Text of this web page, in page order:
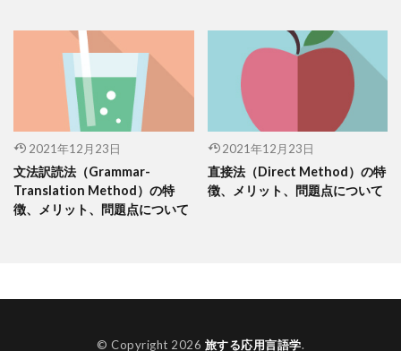
2021年12月23日
文法訳読法（Grammar-
Translation Method）の特
徴、メリット、問題点について
2021年12月23日
直接法（Direct Method）の特
徴、メリット、問題点について
© Copyright 2026 旅する応用言語学.